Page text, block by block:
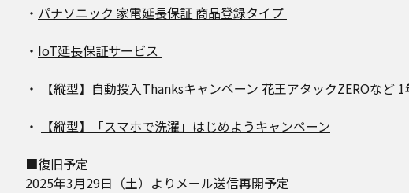
・ パナソニック 家電延長保証 商品登録タイプ
・ IoT延長保証サービス
・
【縦型】自動投入Thanksキャンペーン 花王アタックZEROなど
・
【縦型】「スマホで洗濯」はじめようキャンペーン
■復旧予定
2025年3月29日（土）よりメール送信再開予定